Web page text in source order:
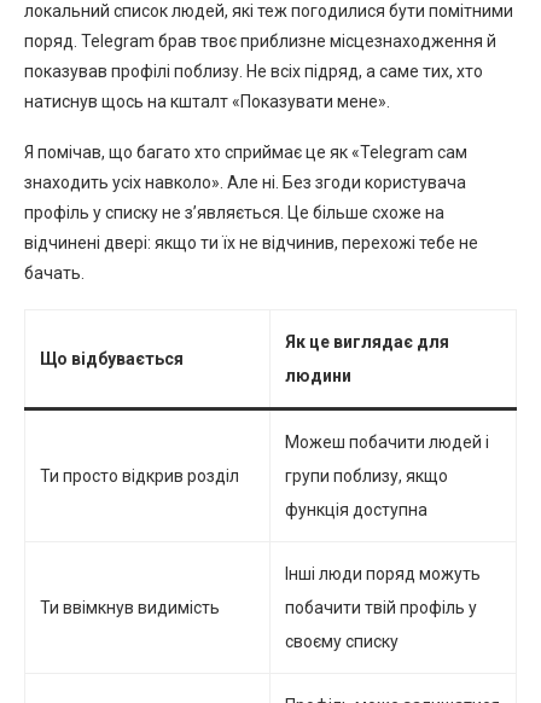
локальний список людей, які теж погодилися бути помітними
поряд. Telegram брав твоє приблизне місцезнаходження й
показував профілі поблизу. Не всіх підряд, а саме тих, хто
натиснув щось на кшталт «Показувати мене».
Я помічав, що багато хто сприймає це як «Telegram сам
знаходить усіх навколо». Але ні. Без згоди користувача
профіль у списку не з’являється. Це більше схоже на
відчинені двері: якщо ти їх не відчинив, перехожі тебе не
бачать.
Що відбувається
Як це виглядає для
людини
Ти просто відкрив розділ
Можеш побачити людей і
групи поблизу, якщо
функція доступна
Ти ввімкнув видимість
Інші люди поряд можуть
побачити твій профіль у
своєму списку